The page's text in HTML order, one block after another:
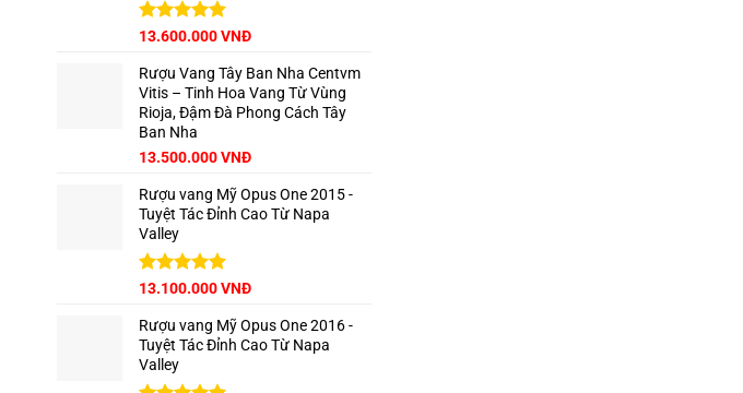
Được xếp
5 sao
13.600.000VNĐ
Rượu Vang Tây Ban Nha Centvm
Vitis – Tinh Hoa Vang Từ Vùng
Rioja, Đậm Đà Phong Cách Tây
Ban Nha
Giá
là:
15.000.000 VNĐ.
13.500.000VNĐGiá
tại
là:
Rượu vang Mỹ Opus One 2015 -
Tuyệt Tác Đỉnh Cao Từ Napa
Valley
Được xếp
5 sao
13.100.000VNĐ
Rượu vang Mỹ Opus One 2016 -
Tuyệt Tác Đỉnh Cao Từ Napa
Valley